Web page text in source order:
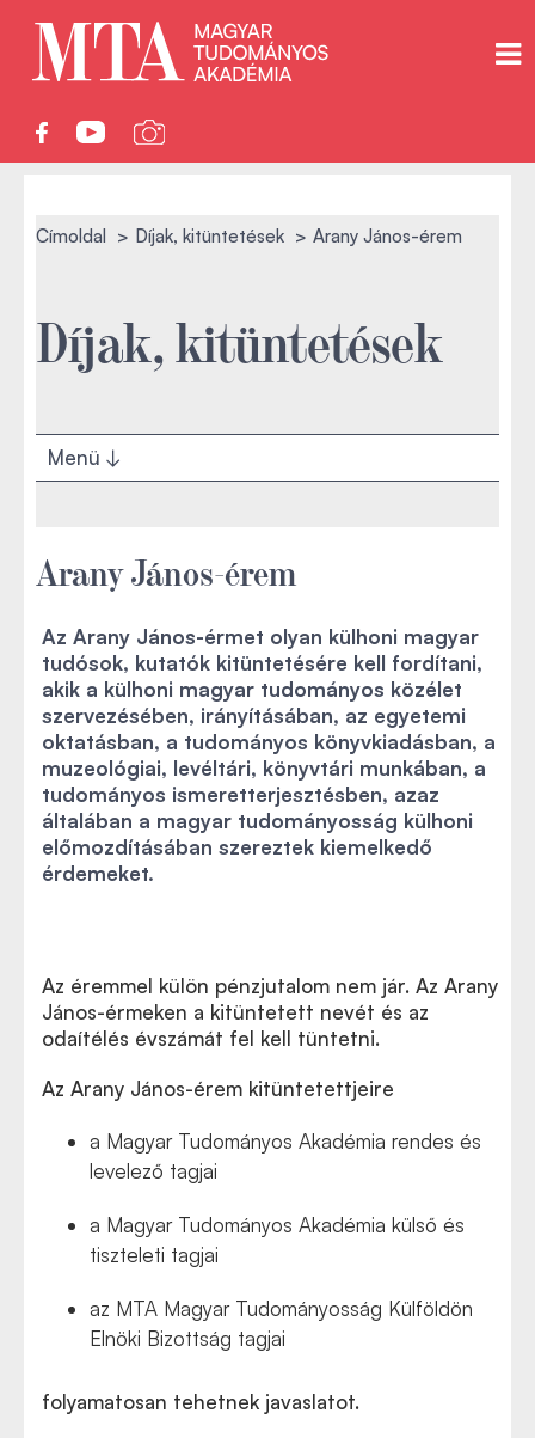
Címoldal Díjak, kitüntetések Arany János-érem
Díjak, kitüntetések
Menü
Arany János-érem
Az Arany János-érmet olyan külhoni magyar
tudósok, kutatók kitüntetésére kell fordítani,
akik a külhoni magyar tudományos közélet
szervezésében, irányításában, az egyetemi
oktatásban, a tudományos könyvkiadásban, a
muzeológiai, levéltári, könyvtári munkában, a
tudományos ismeretterjesztésben, azaz
általában a magyar tudományosság külhoni
előmozdításában szereztek kiemelkedő
érdemeket.
Az éremmel külön pénzjutalom nem jár. Az Arany
János-érmeken a kitüntetett nevét és az
odaítélés évszámát fel kell tüntetni.
Az Arany János-érem kitüntetettjeire
a Magyar Tudományos Akadémia rendes és
levelező tagjai
a Magyar Tudományos Akadémia külső és
tiszteleti tagjai
az MTA Magyar Tudományosság Külföldön
Elnöki Bizottság tagjai
folyamatosan tehetnek javaslatot.